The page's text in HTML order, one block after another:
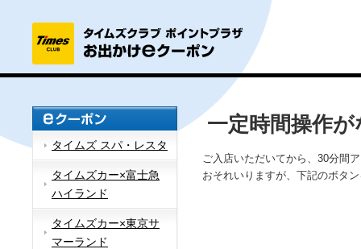
タイムズ スパ・レスタ
タイムズカー×富士急
ハイランド
タイムズカー×東京サ
マーランド
一定時間操作
ご入店いただいてから、30分間
おそれいりますが、下記のボタ